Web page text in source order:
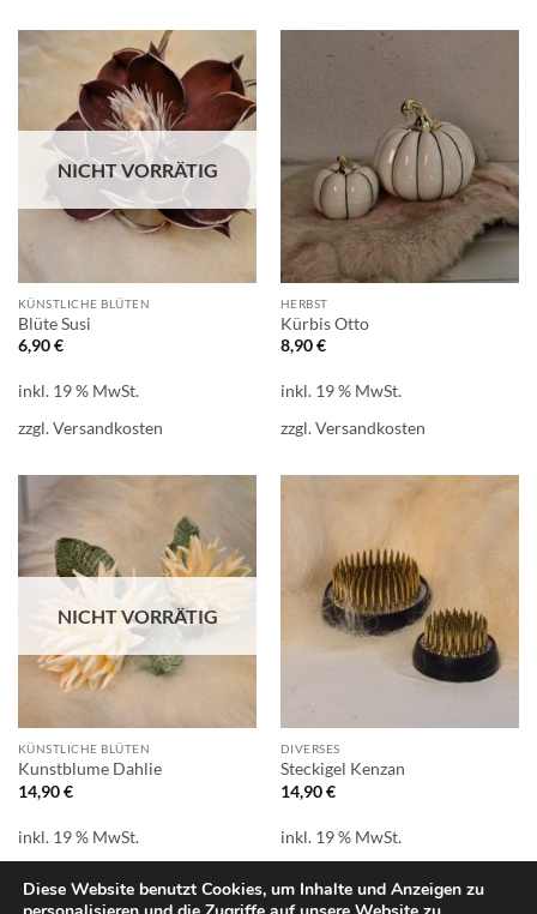
NICHT VORRÄTIG
KÜNSTLICHE BLÜTEN
Blüte Susi
6,90€
inkl. 19 % MwSt.
zzgl.Versandkosten
HERBST
Kürbis Otto
8,90€
inkl. 19 % MwSt.
zzgl.Versandkosten
NICHT VORRÄTIG
KÜNSTLICHE BLÜTEN
Kunstblume Dahlie
14,90€
inkl. 19 % MwSt.
DIVERSES
Steckigel Kenzan
14,90€
inkl. 19 % MwSt.
Diese Website benutzt Cookies, um Inhalte und Anzeigen zu